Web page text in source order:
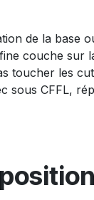
de la base
couche sur
toucher les
sous CFFL,